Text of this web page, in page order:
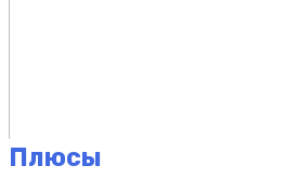
Плюсы